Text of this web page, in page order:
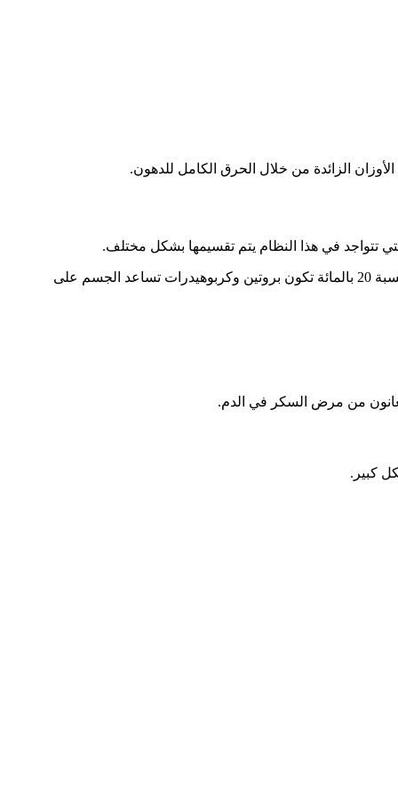
الزائدة من خلال الحرق الكامل للدهون.
تتواجد في هذا النظام يتم تقسيمها بشكل مختلف.
حيث أن الوجبات التي يمكن أن يتناولها الإنسان يجب أن تحتوى على نسبة من الدهون لا تقل عن 80 بالمائة من الوجبة، أما باقي النسبة وهي نسبة 20 بالمائة تكون بروتين وكربوهيدرات تساعد الجسم على
يعانون من مرض السكر في الدم.
كبير.